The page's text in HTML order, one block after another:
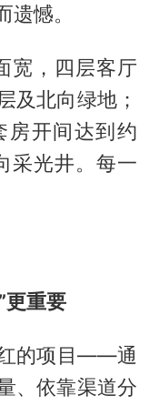
憾。
宽，四层客厅
及北向绿地；
房开间达到约
采光井。每一
更重要
的项目——通
、依靠渠道分